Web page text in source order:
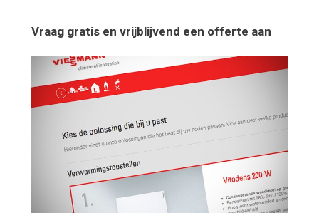
Vraag gratis en vrijblijvend een offerte aan